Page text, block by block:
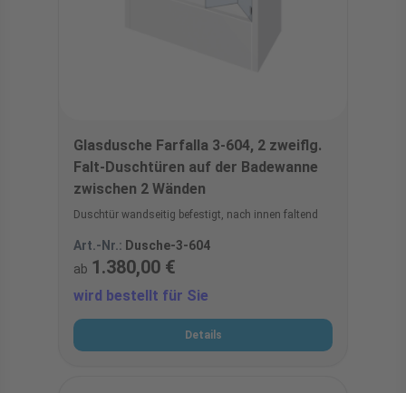
Glasdusche Farfalla 3-604, 2 zweiflg.
Falt-Duschtüren auf der Badewanne
zwischen 2 Wänden
Duschtür wandseitig befestigt, nach innen faltend
Art.-Nr.: Dusche-3-604
ab 1.380,00 €
wird bestellt für Sie
Details